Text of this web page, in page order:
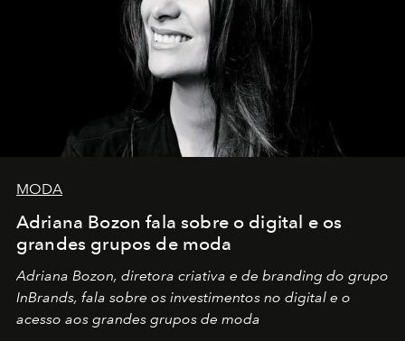
MODA
Adriana Bozon fala sobre o digital e os
grandes grupos de moda
Adriana Bozon, diretora criativa e de branding do grupo
InBrands, fala sobre os investimentos no digital e o
acesso aos grandes grupos de moda